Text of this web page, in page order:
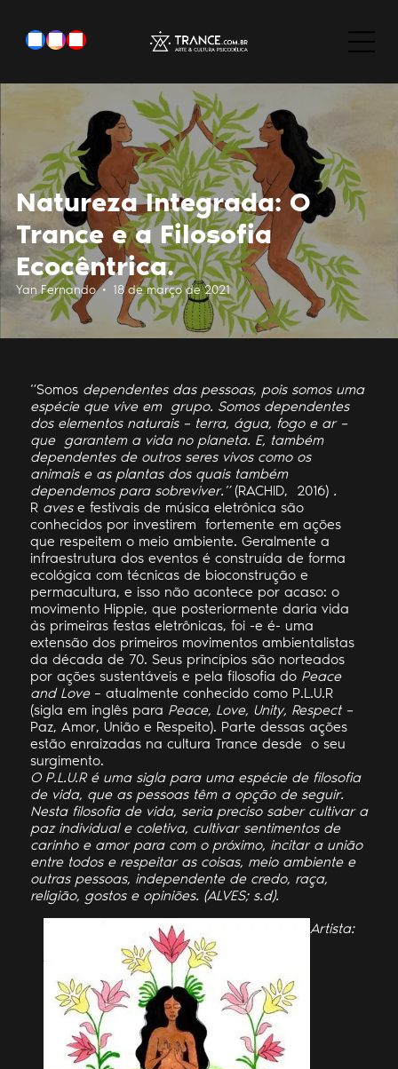
Natureza Integrada: O
Trance e a Filosofia
Ecocêntrica.
Yan Fernando • 18 de março de 2021
“Somos dependentes das pessoas, pois somos uma
espécie que vive em grupo. Somos dependentes
dos elementos naturais – terra, água, fogo e ar –
que garantem a vida no planeta. E, também
dependentes de outros seres vivos como os
animais e as plantas dos quais também
dependemos para sobreviver.”(RACHID, 2016) .
R avese festivais de música eletrônica são
conhecidos por investirem fortemente em ações
que respeitem o meio ambiente. Geralmente a
infraestrutura dos eventos é construída de forma
ecológica com técnicas de bioconstrução e
permacultura, e isso não acontece por acaso: o
movimento Hippie, que posteriormente daria vida
às primeiras festas eletrônicas, foi -e é- uma
extensão dos primeiros movimentos ambientalistas
da década de 70. Seus princípios são norteados
por ações sustentáveis e pela filosofia do Peace
and Love– atualmente conhecido como P.L.U.R
(sigla em inglês para Peace, Love, Unity, Respect –
Paz, Amor, União e Respeito). Parte dessas ações
estão enraizadas na cultura Trance desde o seu
surgimento.
O P.L.U.R é uma sigla para uma espécie de filosofia
de vida, que as pessoas têm a opção de seguir.
Nesta filosofia de vida, seria preciso saber cultivar a
paz individual e coletiva, cultivar sentimentos de
carinho e amor para com o próximo, incitar a união
entre todos e respeitar as coisas, meio ambiente e
outras pessoas, independente de credo, raça,
religião, gostos e opiniões. (ALVES; s.d).
Artista: